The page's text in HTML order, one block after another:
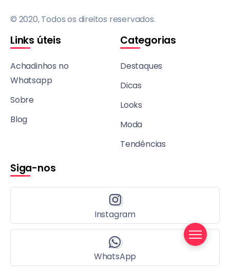
© 2020, Todos os direitos reservados.
Links úteis
Achadinhos no
Whatsapp
Sobre
Blog
Categorias
Destaques
Dicas
Looks
Moda
Tendências
Siga-nos
Instagram
WhatsApp